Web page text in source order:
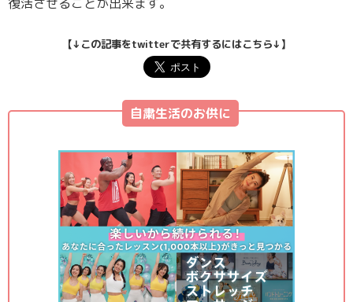
【↓この記事をtwitterで共有するにはこちら↓】
自粛生活のお供に